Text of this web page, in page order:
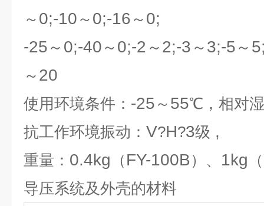
～ 0;-10 ～ 0;-16 ～ 0;
-25 ～ 0;-40 ～ 0;-2 ～ 2;-3 ～ 3;-5 ～
～ 20
使用环境条件： -25 ～ 55℃，相对
抗工作环境振动： V?H?3级 ,
重量： 0.4kg （ FY-100B）、 1kg （
导压系统及外壳的材料